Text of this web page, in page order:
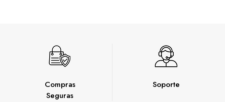
Compras
Seguras
Soporte